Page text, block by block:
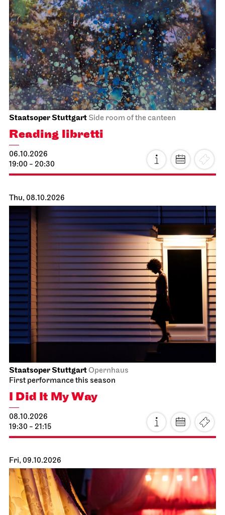
Staatsoper Stuttgart Side room of the canteen
Reading libretti
06.10.2026
19:00 - 20:30
Thu, 08.10.2026
Staatsoper StuttgartOpernhaus
First performance this season
I Did It My Way
08.10.2026
19:30 - 21:15
Fri, 09.10.2026